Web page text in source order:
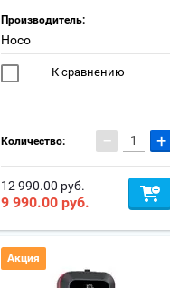
Производитель:
Hoco
К сравнению
Количество: − +
12 990.00 руб.
9 990.00 руб.
Акция